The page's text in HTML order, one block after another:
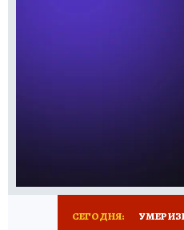
СЕГОДНЯ: УМЕР